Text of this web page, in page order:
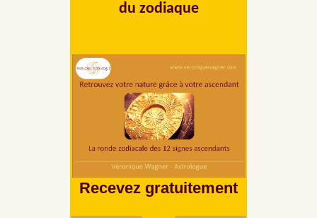
du zodiaque
Recevez gratuitement